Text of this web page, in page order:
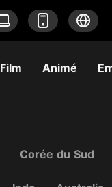
Film Animé
Corée du Sud